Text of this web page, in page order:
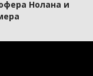
Нолана и